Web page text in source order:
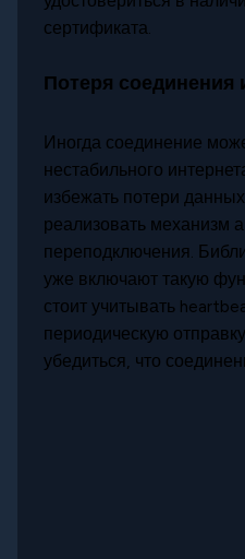
сертификата.
Потеря соединения
Иногда соединение
нестабильного
избежать потери
реализовать механизм
переподключения.
уже включают такую
стоит учитывать
периодическую
убедиться, что